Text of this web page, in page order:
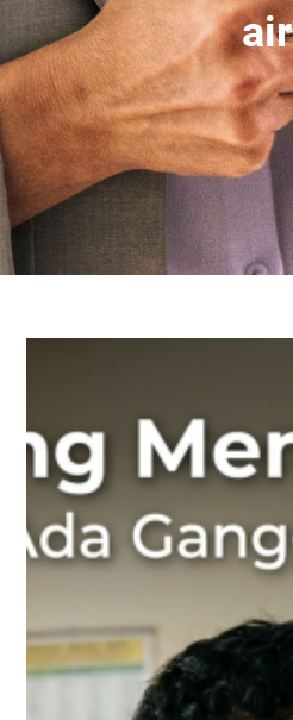
air